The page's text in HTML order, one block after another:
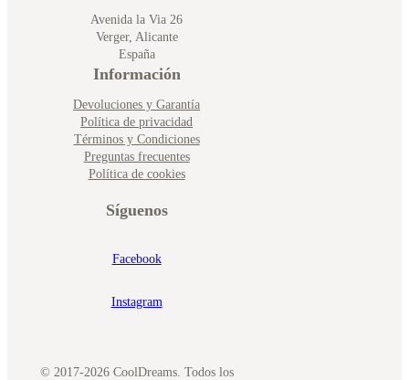
Avenida la Via 26
Verger, Alicante
España
Información
Devoluciones y Garantía
Política de privacidad
Términos y Condiciones
Preguntas frecuentes
Política de cookies
Síguenos
Facebook
Instagram
© 2017-2026 CoolDreams. Todos los